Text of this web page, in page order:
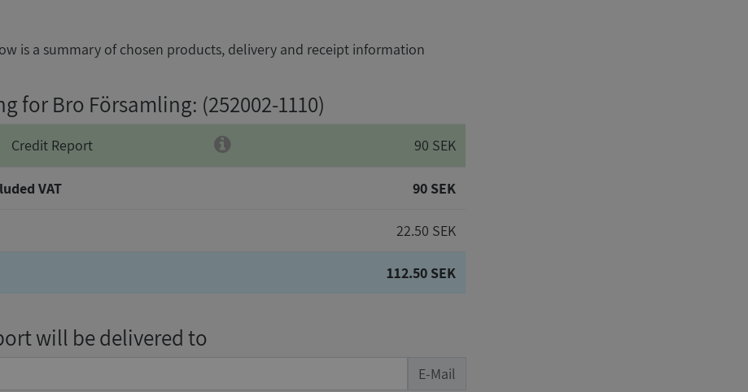
is a summary of chosen products, delivery and receipt information
for Bro Församling: (252002-1110)
Credit Report 90 SEK
VAT 90 SEK
22.50 SEK
112.50 SEK
will be delivered to
E-Mail